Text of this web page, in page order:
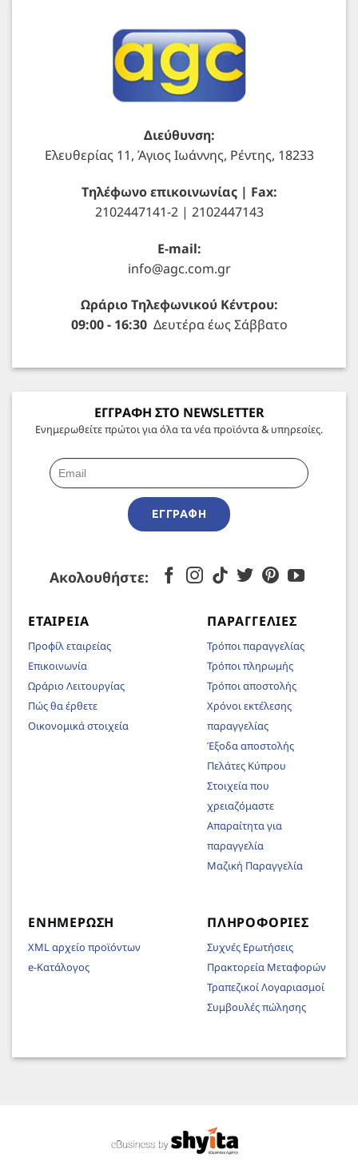
Διεύθυνση:
Ελευθερίας 11, Άγιος Ιωάννης, Ρέντης, 18233
Τηλέφωνο επικοινωνίας | Fax:
2102447141-2 | 2102447143
E-mail:
info@agc.com.gr
Ωράριο Τηλεφωνικού Κέντρου:
09:00 - 16:30Δευτέρα έως Σάββατο
ΕΓΓΡΑΦΗ ΣΤΟ NEWSLETTER
Ενημερωθείτε πρώτοι για όλα τα νέα προϊόντα & υπηρεσίες.
ΕΓΓΡΑΦΉ
Ακολουθήστε:
ΕΤΑΙΡΕΊΑ
Προφίλ εταιρείας
Επικοινωνία
Ωράριο Λειτουργίας
Πώς θα έρθετε
Οικονομικά στοιχεία
ΠΑΡΑΓΓΕΛΊΕΣ
Τρόποι παραγγελίας
Τρόποι πληρωμής
Τρόποι αποστολής
Χρόνοι εκτέλεσης
παραγγελίας
Έξοδα αποστολής
Πελάτες Κύπρου
Στοιχεία που
χρειαζόμαστε
Απαραίτητα για
παραγγελία
Μαζική Παραγγελία
ΕΝΗΜΈΡΩΣΗ
XML αρχείο προϊόντων
e-Κατάλογος
ΠΛΗΡΟΦΟΡΊΕΣ
Συχνές Ερωτήσεις
Πρακτορεία Μεταφορών
Τραπεζικοί Λογαριασμοί
Συμβουλές πώλησης